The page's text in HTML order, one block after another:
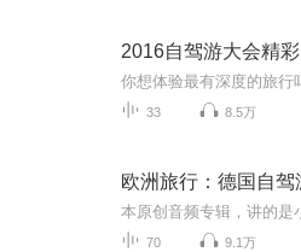
2016自驾游大会精
33 8.5万
欧洲旅行：德国自驾
70 9.1万